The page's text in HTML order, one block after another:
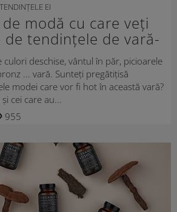
EI
modă cu care veți
de tendințele de vară-
de neuitat
culori deschise, vântul în păr, picioarele
... vară. Sunteți pregătițisă
modei care vor fi hot în această vară?
cei care au...
955